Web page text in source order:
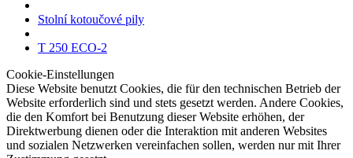
Cookie-Einstellungen
Diese Website benutzt Cookies, die für den technischen Betrieb der
die den Komfort bei Benutzung dieser Website erhöhen, der
Direktwerbung dienen oder die Interaktion mit anderen Websites
und sozialen Netzwerken vereinfachen sollen, werden nur mit Ihrer
Zustimmung gesetzt.
Konfiguration